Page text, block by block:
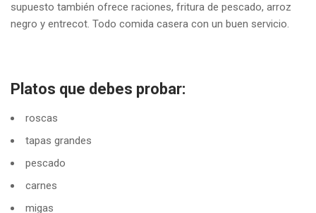
supuesto también ofrece raciones, fritura de pescado, arroz
negro y entrecot. Todo comida casera con un buen servicio.
Platos que debes probar:
roscas
tapas grandes
pescado
carnes
migas